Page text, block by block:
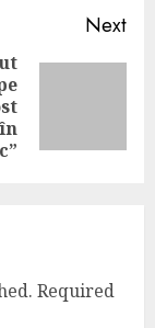
Next
Required